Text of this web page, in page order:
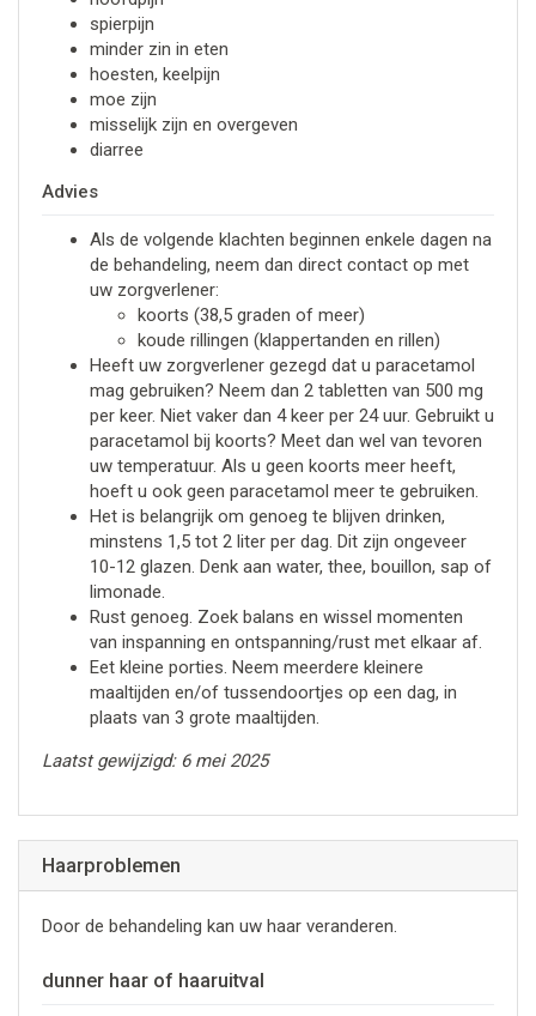
spierpijn
minder zin in eten
hoesten, keelpijn
moe zijn
misselijk zijn en overgeven
diarree
Advies
Als de volgende klachten beginnen enkele dagen na
de behandeling, neem dan direct contact op met
uw zorgverlener:
koorts (38,5 graden of meer)
koude rillingen (klappertanden en rillen)
Heeft uw zorgverlener gezegd dat u paracetamol
mag gebruiken? Neem dan 2 tabletten van 500 mg
per keer. Niet vaker dan 4 keer per 24 uur. Gebruikt u
paracetamol bij koorts? Meet dan wel van tevoren
uw temperatuur. Als u geen koorts meer heeft,
hoeft u ook geen paracetamol meer te gebruiken.
Het is belangrijk om genoeg te blijven drinken,
minstens 1,5 tot 2 liter per dag. Dit zijn ongeveer
10-12 glazen. Denk aan water, thee, bouillon, sap of
limonade.
Rust genoeg. Zoek balans en wissel momenten
van inspanning en ontspanning/rust met elkaar af.
Eet kleine porties. Neem meerdere kleinere
maaltijden en/of tussendoortjes op een dag, in
plaats van 3 grote maaltijden.
Laatst gewijzigd: 6 mei 2025
Haarproblemen
Door de behandeling kan uw haar veranderen.
dunner haar of haaruitval